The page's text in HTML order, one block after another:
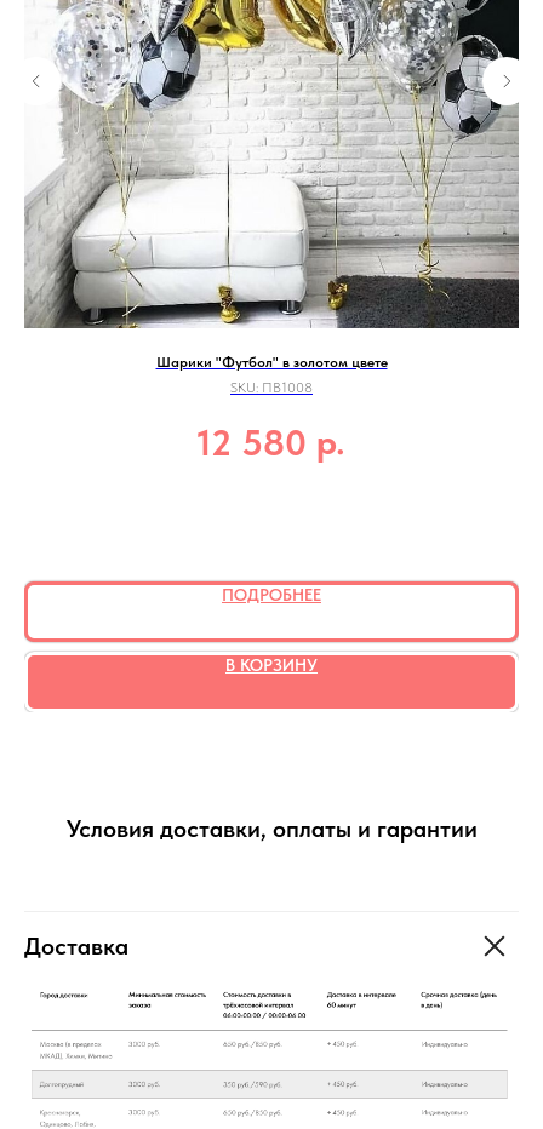
Шарики "Футбол" в золотом цвете
SKU: ПВ1008
12 580 р.
ПОДРОБНЕЕ
В КОРЗИНУ
Условия доставки, оплаты и гарантии
Доставка